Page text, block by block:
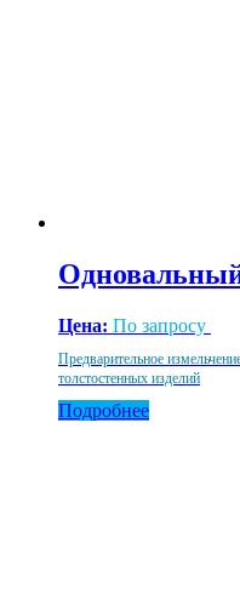
Цена: По запросу
Предварительное
толстостенных изделий
Подробнее